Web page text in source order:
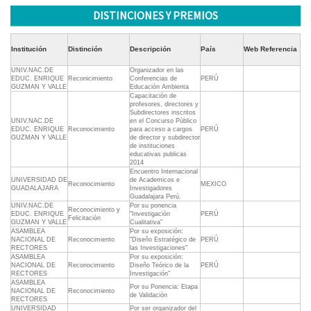
DISTINCIONES Y PREMIOS
Institución Distinción Descripción País Web Referencia
UNIV.NAC.DE
EDUC. ENRIQUE
GUZMAN Y VALLE
Reconicimiento
Organizador en las
Conferencias de
Educaciòn Ambienta
PERÚ
UNIV.NAC.DE
EDUC. ENRIQUE
GUZMAN Y VALLE
Reconocimiento
Capacitaciòn de
profesores, directores y
Subdirectores inscritos
en el Concurso Pùblico
para acceso a cargos
de director y subdirector
de instituciones
educativas publicas
2014
PERÚ
UNIVERSIDAD DE
GUADALAJARA
Reconocimiento
Encuentro Internacional
de Academicos e
Investigadores
Guadalajara Perú.
MEXICO
UNIV.NAC.DE
EDUC. ENRIQUE
GUZMAN Y VALLE
Reconocimiento y
Felicitaciòn
Por su ponencia
"Investigaciòn
Cualitativa"
PERÚ
ASAMBLEA
NACIONAL DE
RECTORES
Reconocimiento
Por su exposición:
"Diseño Estratégico de
las Investigaciones"
PERÚ
ASAMBLEA
NACIONAL DE
RECTORES
Reconocimiento
Por su exposición:
Diseño Teórico de la
Investigación"
PERÚ
ASAMBLEA
NACIONAL DE
RECTORES
Reconocimiento
Por su Ponencia: Etapa
de Validaciòn
UNIVERSIDAD
Por ser organizador del